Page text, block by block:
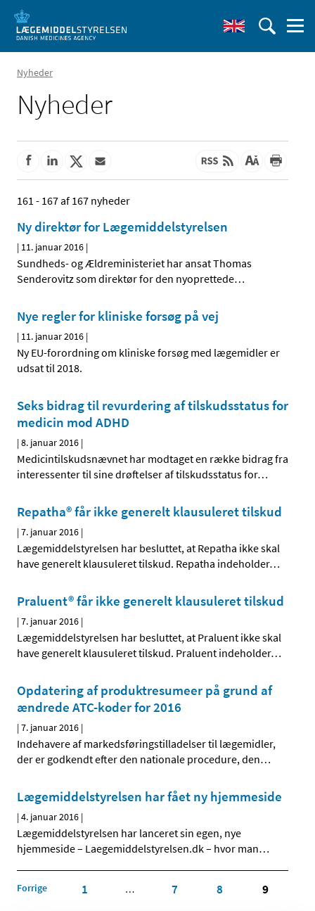
Nyheder
Nyheder
161 - 167 af 167 nyheder
Ny direktør for Lægemiddelstyrelsen
| 11. januar 2016 |
Sundheds- og Ældreministeriet har ansat Thomas
Senderovitz som direktør for den nyoprettede…
Nye regler for kliniske forsøg på vej
| 11. januar 2016 |
Ny EU-forordning om kliniske forsøg med lægemidler er
udsat til 2018.
Seks bidrag til revurdering af tilskudsstatus for
medicin mod ADHD
|8. januar 2016 |
Medicintilskudsnævnet har modtaget en række bidrag fra
interessenter til sine drøftelser af tilskudsstatus for…
Repatha® får ikke generelt klausuleret tilskud
|7. januar 2016 |
Lægemiddelstyrelsen har besluttet, at Repatha ikke skal
have generelt klausuleret tilskud. Repatha indeholder…
Praluent® får ikke generelt klausuleret tilskud
|7. januar 2016 |
Lægemiddelstyrelsen har besluttet, at Praluent ikke skal
have generelt klausuleret tilskud. Praluent indeholder…
Opdatering af produktresumeer på grund af
ændrede ATC-koder for 2016
|7. januar 2016 |
Indehavere af markedsføringstilladelser til lægemidler,
der er godkendt efter den nationale procedure, den…
Lægemiddelstyrelsen har fået ny hjemmeside
|4. januar 2016 |
Lægemiddelstyrelsen har lanceret sin egen, nye
hjemmeside – Laegemiddelstyrelsen.dk – hvor man…
Forrige 1 … 7 8 9